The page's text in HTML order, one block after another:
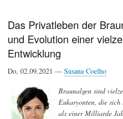
Das Privatleben der
und Evolution einer
Entwicklung
Do, 02.09.2021 — Susana Coelho
Braunalgen sind
Eukaryonten, die sich
als einer Milliarde